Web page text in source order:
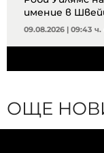
имение в
09.08.2026 | 09:43 ч.
ОЩЕ